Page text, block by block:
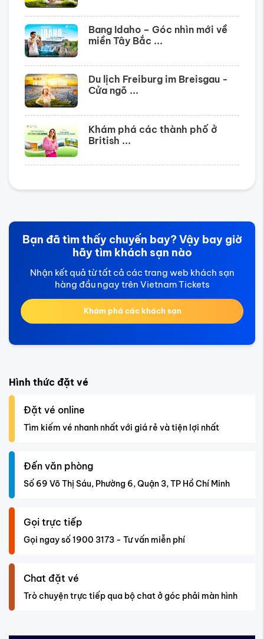
Bang Idaho – Góc nhìn mới về
miền Tây Bắc ...
Du lịch Freiburg im Breisgau -
Cửa ngõ ...
Khám phá các thành phố ở
British ...
Bạn đã tìm thấy chuyến bay? Vậy bay giờ
hãy tìm khách sạn nào
Nhận kết quả từ tất cả các trang web khách sạn
hàng đầu ngay trên Vietnam Tickets
Khám phá các khách sạn
Hình thức đặt vé
Đặt vé online
Tìm kiếm vé nhanh nhất với giá rẻ và tiện lợi nhất
Đến văn phòng
Số 69 Võ Thị Sáu, Phường 6, Quận 3, TP Hồ Chí Minh
Gọi trực tiếp
Gọi ngay số 1900 3173 - Tư vấn miễn phí
Chat đặt vé
Trò chuyện trực tiếp qua bộ chat ở góc phải màn hình